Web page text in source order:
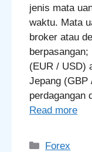
jenis mata
waktu. Mata
broker atau
(EUR / USD)
Jepang (GBP
perdagangan
Read more
Categories
Forex